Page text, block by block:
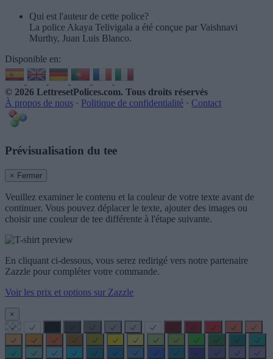
Qui est l'auteur de cette police?
La police Akaya Telivigala a été conçue par Vaishnavi
Murthy, Juan Luis Blanco.
Disponible en:
© 2026 LettresetPolices.com. Tous droits réservés
À propos de nous · Politique de confidentialité · Contact
Prévisualisation du tee
× Fermer
Veuillez examiner le contenu et la couleur de votre texte avant de
continuer. Vous pouvez déplacer le texte, ajouter des images ou
choisir une couleur de tee différente à l'étape suivante.
En cliquant ci-dessous, vous serez redirigé vers notre partenaire
Zazzle pour compléter votre commande.
Voir les prix et options sur Zazzle
×